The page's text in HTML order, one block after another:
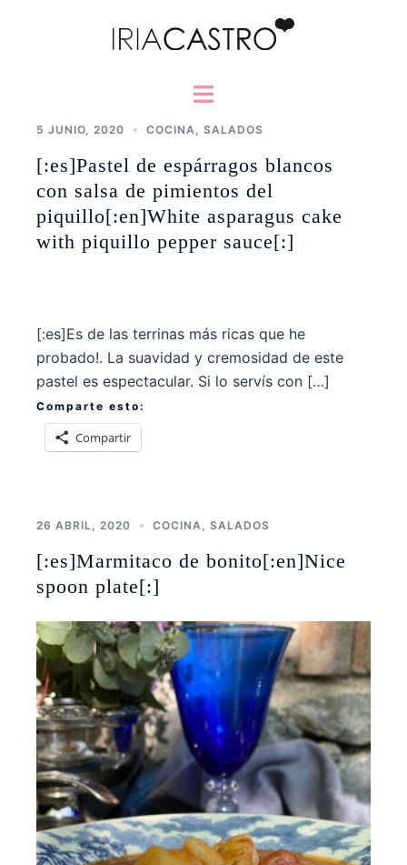
Alternar
5 JUNIO, 2020 COCINA SALADOS
[:es]Pastel de espárragos blancos
con salsa de pimientos del
piquillo[:en]White asparagus cake
with piquillo pepper sauce[:]
[:es]Es de las terrinas más ricas que he
probado!. La suavidad y cremosidad de este
pastel es espectacular. Si lo servís con […]
Comparte esto:
Compartir
26 ABRIL, 2020 COCINA SALADOS
[:es]Marmitaco de bonito[:en]Nice
spoon plate[:]